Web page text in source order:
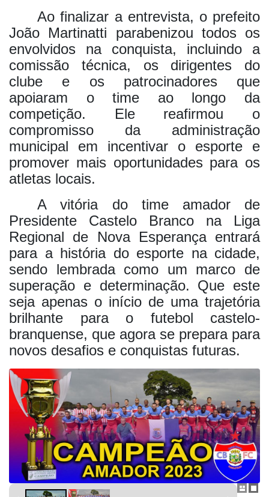
Ao finalizar a entrevista, o prefeito
João Martinatti parabenizou todos os
envolvidos na conquista, incluindo a
comissão técnica, os dirigentes do
clube e os patrocinadores que
apoiaram o time ao longo da
competição. Ele reafirmou o
compromisso da administração
municipal em incentivar o esporte e
promover mais oportunidades para os
atletas locais.
A vitória do time amador de
Presidente Castelo Branco na Liga
Regional de Nova Esperança entrará
para a história do esporte na cidade,
sendo lembrada como um marco de
superação e determinação. Que este
seja apenas o início de uma trajetória
brilhante para o futebol castelo-
branquense, que agora se prepara para
novos desafios e conquistas futuras.